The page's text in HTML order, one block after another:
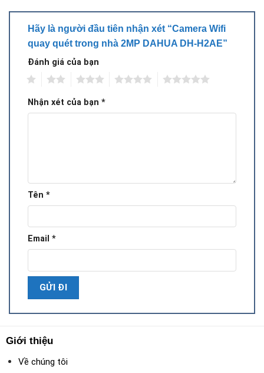
Hãy là người đầu tiên nhận xét “Camera Wifi
quay quét trong nhà 2MP DAHUA DH-H2AE”
Đánh giá của bạn
Nhận xét của bạn *
Tên *
Email *
Giới thiệu
Về chúng tôi